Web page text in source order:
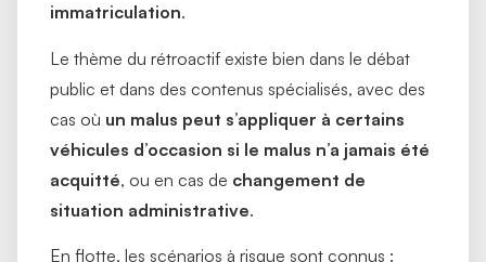
immatriculation.
Le thème du rétroactif existe bien dans le débat
public et dans des contenus spécialisés, avec des
cas où un malus peut s’appliquer à certains
véhicules d’occasion si le malus n’a jamais été
acquitté, ou en cas de changement de
situation administrative.
En flotte, les scénarios à risque sont connus :